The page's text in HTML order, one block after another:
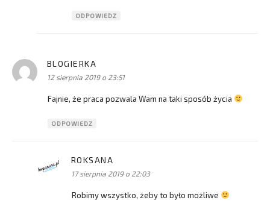
ODPOWIEDZ
BLOGIERKA
12 sierpnia 2019 o 23:51
Fajnie, że praca pozwala Wam na taki sposób życia
ODPOWIEDZ
ROKSANA
17 sierpnia 2019 o 22:03
Robimy wszystko, żeby to było możliwe